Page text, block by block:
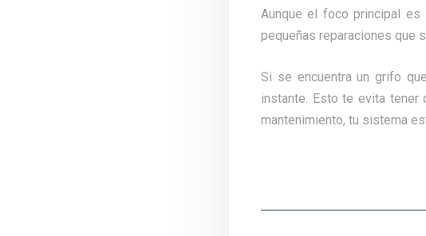
Aunque el foco principal es
pequeñas reparaciones que
Si se encuentra un grifo
instante. Esto te evita tener
mantenimiento, tu sistema